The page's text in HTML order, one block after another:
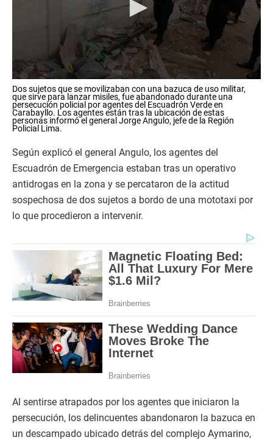
s
e
c
o
n
s
f
1
2
s
e
c
d
Dos sujetos que se movilizaban con una bazuca de uso militar,
que sirve para lanzar misiles, fue abandonado durante una
persecución policial por agentes del Escuadrón Verde en
Carabayllo. Los agentes están tras la ubicación de estas
personas informó el general Jorge Angulo, jefe de la Región
Policial Lima.
Según explicó el general Angulo, los agentes del
Escuadrón de Emergencia estaban tras un operativo
antidrogas en la zona y se percataron de la actitud
sospechosa de dos sujetos a bordo de una mototaxi por
lo que procedieron a intervenir.
Al sentirse atrapados por los agentes que iniciaron la
persecución, los delincuentes abandonaron la bazuca en
un descampado ubicado detrás del complejo Aymarino,